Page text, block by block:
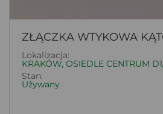
ZŁĄCZKA WTYKOWA
Lokalizacja:
KRAKÓW, OSIEDLE CENTRUM
Stan:
Używany